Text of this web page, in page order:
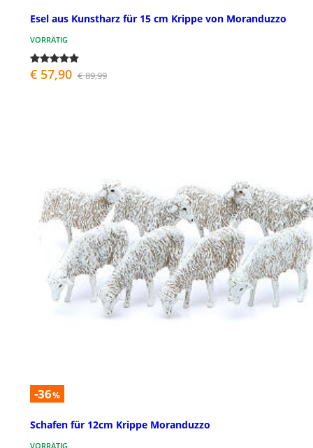
Esel aus Kunstharz für 15 cm Krippe von Moranduzzo
VORRÄTIG
€ 57,90 € 89,99
-36%
Schafen für 12cm Krippe Moranduzzo
VORRÄTIG